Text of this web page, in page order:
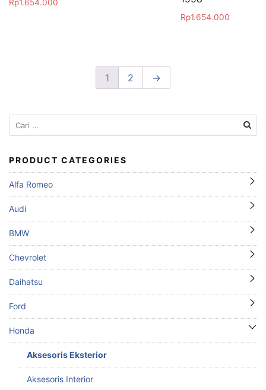
Rp1.654.000
Rp1.654.000
1 2 →
Cari
untuk:
PRODUCT CATEGORIES
Alfa Romeo
Audi
BMW
Chevrolet
Daihatsu
Ford
Honda
Aksesoris Eksterior
Aksesoris Interior